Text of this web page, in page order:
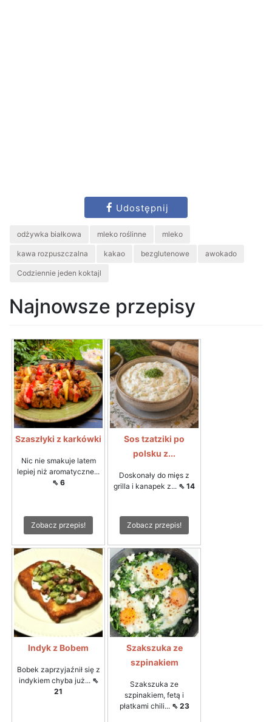
Udostępnij
odżywka białkowa mleko roślinne mleko
kawa rozpuszczalna kakao bezglutenowe awokado
Codziennie jeden koktajl
Najnowsze przepisy
Szaszłyki z karkówki
Nic nie smakuje latem
lepiej niż aromatyczne...
⇖ 6
Zobacz przepis!
Sos tzatziki po
polsku z...
Doskonały do mięs z
grilla i kanapek z... ⇖ 14
Zobacz przepis!
Indyk z Bobem
Bobek zaprzyjaźnił się z
indykiem chyba już... ⇖
21
Szakszuka ze
szpinakiem
Szakszuka ze
szpinakiem, fetą i
płatkami chili... ⇖ 23